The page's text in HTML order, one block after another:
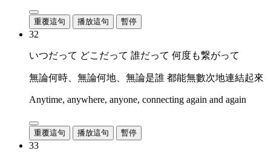
重覆這句 播放這句 暫停
32
いつだって どこだって 誰だって 何度も繋がって
無論何時、無論何地、無論是誰 都能無數次地連結起來
Anytime, anywhere, anyone, connecting again and again
重覆這句 播放這句 暫停
33